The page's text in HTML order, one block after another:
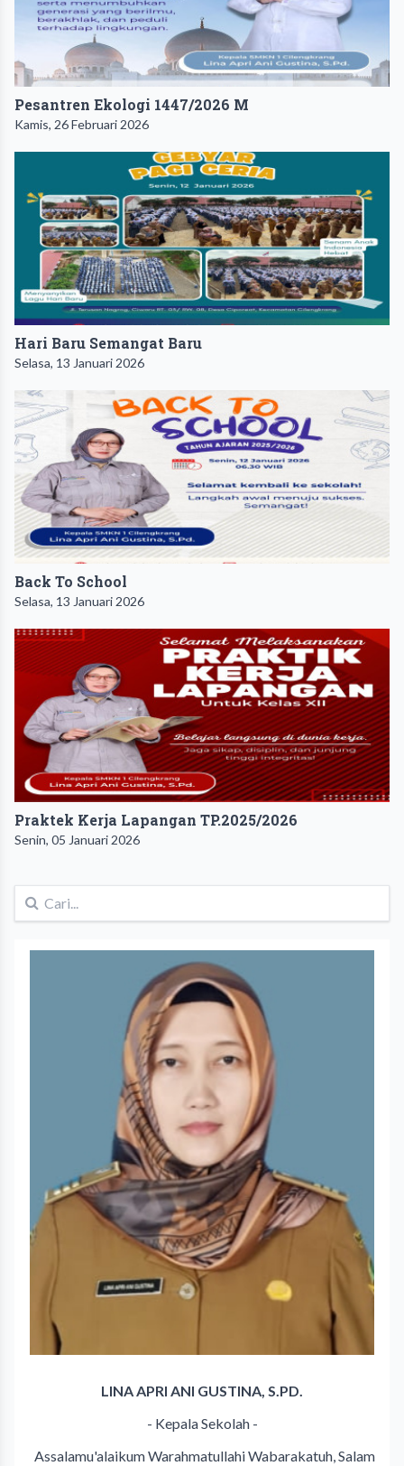
Pesantren Ekologi 1447/2026 M
Kamis, 26 Februari 2026
Hari Baru Semangat Baru
Selasa, 13 Januari 2026
Back To School
Selasa, 13 Januari 2026
Praktek Kerja Lapangan TP.2025/2026
Senin, 05 Januari 2026
LINA APRI ANI GUSTINA, S.PD.
- Kepala Sekolah -
Assalamu'alaikum Warahmatullahi Wabarakatuh, Salam